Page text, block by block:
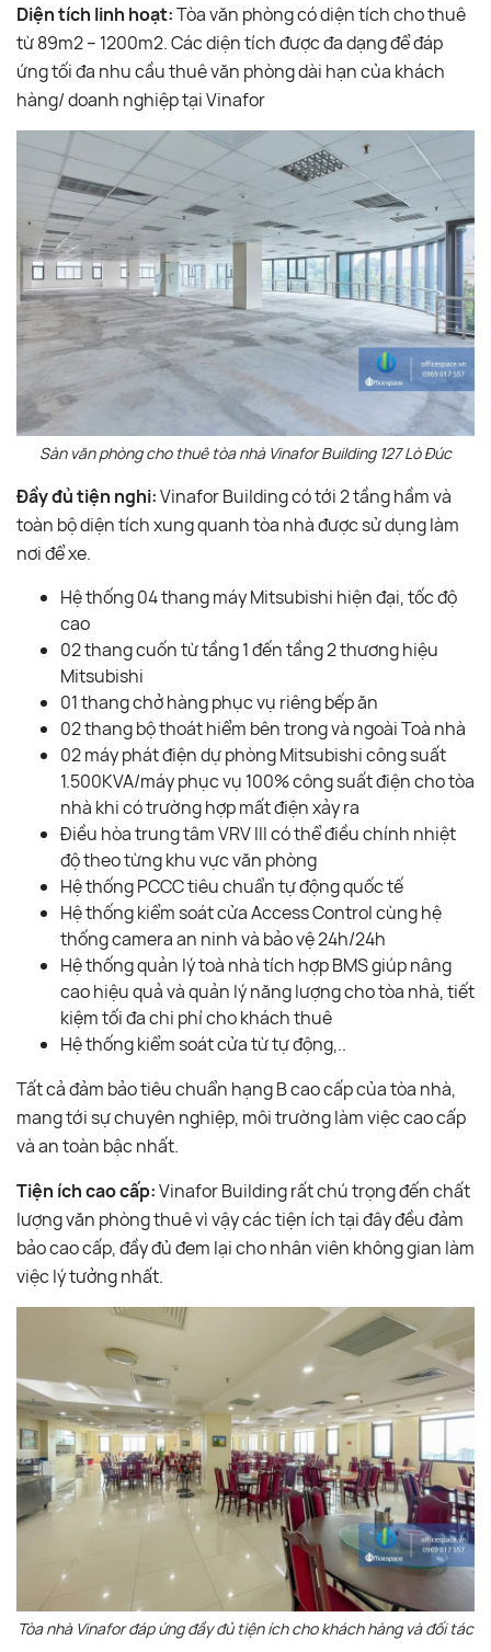
Diện tích linh hoạt:Tòa văn phòng có diện tích cho thuê
từ 89m2 – 1200m2. Các diện tích được đa dạng để đáp
ứng tối đa nhu cầu thuê văn phòng dài hạn của khách
hàng/ doanh nghiệp tại Vinafor
Sàn văn phòng cho thuê tòa nhà Vinafor Building 127 Lò Đúc
Đầy đủ tiện nghi:Vinafor Building có tới 2 tầng hầm và
toàn bộ diện tích xung quanh tòa nhà được sử dụng làm
nơi để xe.
Hệ thống 04 thang máy Mitsubishi hiện đại, tốc độ
cao
02 thang cuốn từ tầng 1 đến tầng 2 thương hiệu
Mitsubishi
01 thang chở hàng phục vụ riêng bếp ăn
02 thang bộ thoát hiểm bên trong và ngoài Toà nhà
02 máy phát điện dự phòng Mitsubishi công suất
1.500KVA/máy phục vụ 100% công suất điện cho tòa
nhà khi có trường hợp mất điện xảy ra
Điều hòa trung tâm VRV III có thể điều chính nhiệt
độ theo từng khu vực văn phòng
Hệ thống PCCC tiêu chuẩn tự động quốc tế
Hệ thống kiểm soát cửa Access Control cùng hệ
thống camera an ninh và bảo vệ 24h/24h
Hệ thống quản lý toà nhà tích hợp BMS giúp nâng
cao hiệu quả và quản lý năng lượng cho tòa nhà, tiết
kiệm tối đa chi phí cho khách thuê
Hệ thống kiểm soát cửa từ tự động,..
Tất cả đảm bảo tiêu chuẩn hạng B cao cấp của tòa nhà,
mang tới sự chuyên nghiệp, môi trường làm việc cao cấp
và an toàn bậc nhất.
Tiện ích cao cấp:Vinafor Building rất chú trọng đến chất
lượng văn phòng thuê vì vậy các tiện ích tại đây đều đảm
bảo cao cấp, đầy đủ đem lại cho nhân viên không gian làm
việc lý tưởng nhất.
Tòa nhà Vinafor đáp ứng đầy đủ tiện ích cho khách hàng và đối tác